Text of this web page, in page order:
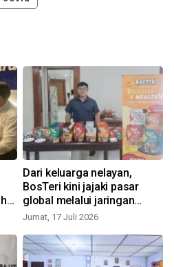
Dari keluarga nelayan,
BosTeri kini jajaki pasar
global melalui jaringan
KKSU
Jumat, 17 Juli 2026